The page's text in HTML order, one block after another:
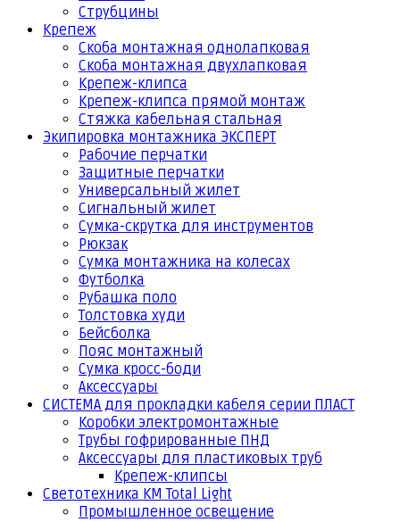
Струбцины
Крепеж
Скоба монтажная однолапковая
Скоба монтажная двухлапковая
Крепеж-клипса
Крепеж-клипса прямой монтаж
Стяжка кабельная стальная
Экипировка монтажника ЭКСПЕРТ
Рабочие перчатки
Защитные перчатки
Универсальный жилет
Сигнальный жилет
Сумка-скрутка для инструментов
Рюкзак
Сумка монтажника на колесах
Футболка
Рубашка поло
Толстовка худи
Бейсболка
Пояс монтажный
Сумка кросс-боди
Аксессуары
СИСТЕМА для прокладки кабеля серии ПЛАСТ
Коробки электромонтажные
Трубы гофрированные ПНД
Аксессуары для пластиковых труб
Крепеж-клипсы
Светотехника КМ Total Light
Промышленное освещение